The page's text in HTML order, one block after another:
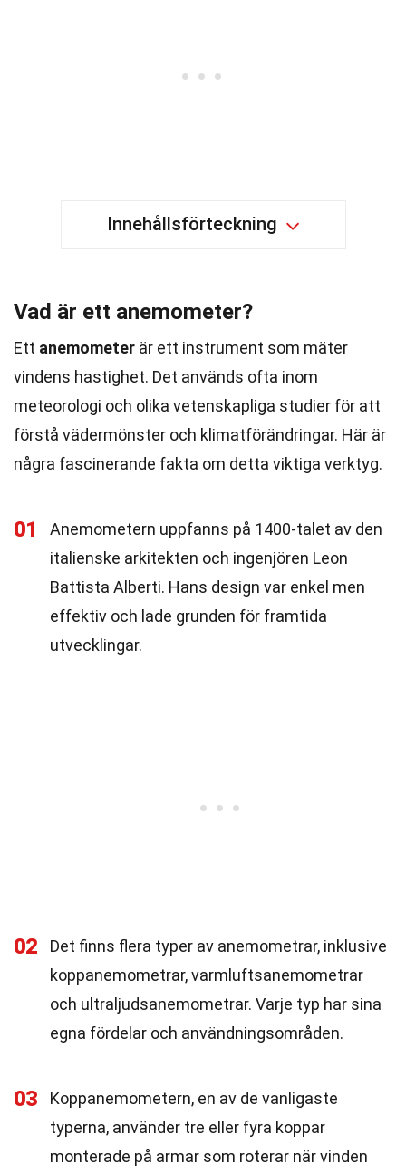
Innehållsförteckning
Vad är ett anemometer?
Ett anemometer är ett instrument som mäter
vindens hastighet. Det används ofta inom
meteorologi och olika vetenskapliga studier för att
förstå vädermönster och klimatförändringar. Här är
några fascinerande fakta om detta viktiga verktyg.
01
Anemometern uppfanns på 1400-talet av den
italienske arkitekten och ingenjören Leon
Battista Alberti. Hans design var enkel men
effektiv och lade grunden för framtida
utvecklingar.
02
Det finns flera typer av anemometrar, inklusive
koppanemometrar, varmluftsanemometrar
och ultraljudsanemometrar. Varje typ har sina
egna fördelar och användningsområden.
03
Koppanemometern, en av de vanligaste
typerna, använder tre eller fyra koppar
monterade på armar som roterar när vinden